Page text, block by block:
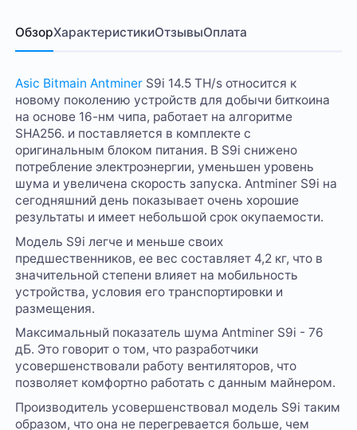
ОбзорХарактеристикиОтзывыОплата
Asic Bitmain Antminer S9i 14.5 TH/s относится к
новому поколению устройств для добычи биткоина
на основе 16-нм чипа, работает на алгоритме
SHA256. и поставляется в комплекте с
оригинальным блоком питания. В S9i снижено
потребление электроэнергии, уменьшен уровень
шума и увеличена скорость запуска. Antminer S9i на
сегодняшний день показывает очень хорошие
результаты и имеет небольшой срок окупаемости.
Модель S9i легче и меньше своих
предшественников, ее вес составляет 4,2 кг, что в
значительной степени влияет на мобильность
устройства, условия его транспортировки и
размещения.
Максимальный показатель шума Antminer S9i - 76
дБ. Это говорит о том, что разработчики
усовершенствовали работу вентиляторов, что
позволяет комфортно работать с данным майнером.
Производитель усовершенствовал модель S9i таким
образом, что она не перегревается больше, чем